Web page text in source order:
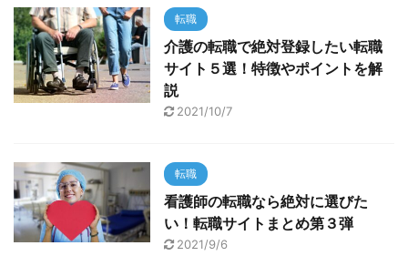
転職
介護の転職で絶対登録したい転職
サイト５選！特徴やポイントを解
説
2021/10/7
転職
看護師の転職なら絶対に選びた
い！転職サイトまとめ第３弾
2021/9/6